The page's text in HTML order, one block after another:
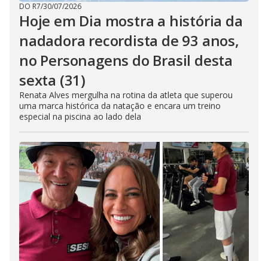
DO R7/30/07/2026
Hoje em Dia mostra a história da
nadadora recordista de 93 anos,
no Personagens do Brasil desta
sexta (31)
Renata Alves mergulha na rotina da atleta que superou
uma marca histórica da natação e encara um treino
especial na piscina ao lado dela